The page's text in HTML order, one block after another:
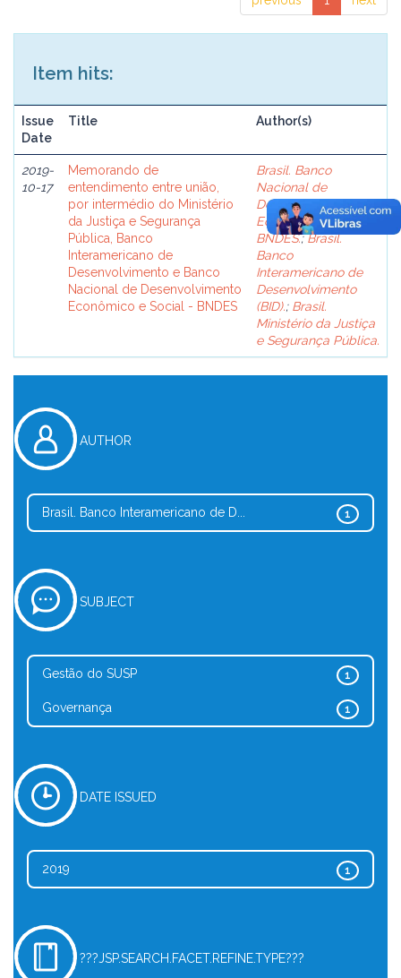
Item hits:
Issue
Date
Title Author(s)
2019-
10-17
Memorando de
entendimento entre união,
por intermédio do Ministério
da Justiça e Segurança
Pública, Banco
Interamericano de
Desenvolvimento e Banco
Nacional de Desenvolvimento
Econômico e Social - BNDES
Brasil. Banco
Nacional de
Desenvolvimento
Econômico e Social -
BNDES.;Brasil.
Banco
Interamericano de
Desenvolvimento
(BID).; Brasil.
Ministério da Justiça
e Segurança Pública.
AUTHOR
1
Brasil. Banco Interamericano de D...
SUBJECT
1
Gestão do SUSP
1
Governança
DATE ISSUED
1
2019
???JSP.SEARCH.FACET.REFINE.TYPE???